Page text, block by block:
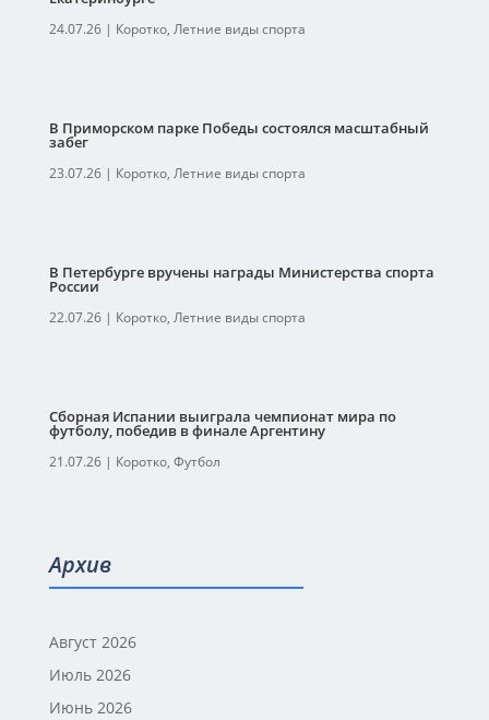
24.07.26| Коротко, Летние виды спорта
В Приморском парке Победы состоялся масштабный
забег
23.07.26| Коротко, Летние виды спорта
В Петербурге вручены награды Министерства спорта
России
22.07.26| Коротко, Летние виды спорта
Сборная Испании выиграла чемпионат мира по
футболу, победив в финале Аргентину
21.07.26| Коротко, Футбол
Архив
Август 2026
Июль 2026
Июнь 2026